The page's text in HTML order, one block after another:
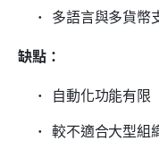
多語言與多貨幣
缺點：
自動化功能有限
較不適合大型組